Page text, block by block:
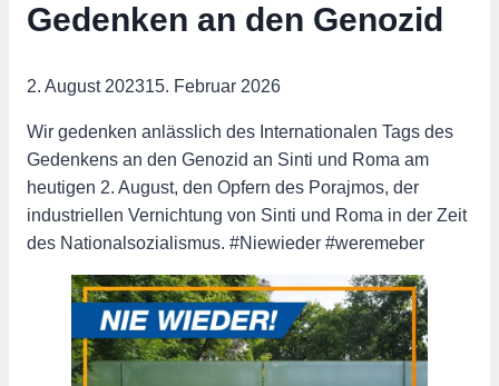
Gedenken an den Genozid
2. August 202315. Februar 2026
Wir gedenken anlässlich des Internationalen Tags des
Gedenkens an den Genozid an Sinti und Roma am
heutigen 2. August, den Opfern des Porajmos, der
industriellen Vernichtung von Sinti und Roma in der Zeit
des Nationalsozialismus. #Niewieder #weremeber